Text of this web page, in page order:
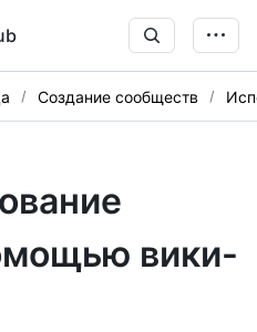
Создание сообществ
вики-